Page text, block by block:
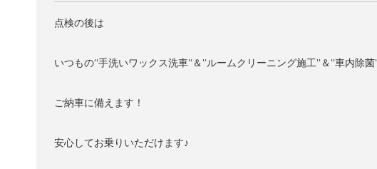
点検の後は
いつもの‘‘手洗いワックス洗車‘‘＆‘‘ルームクリーニング施工‘‘＆‘‘車内除菌
ご納車に備えます！
安心してお乗りいただけます♪